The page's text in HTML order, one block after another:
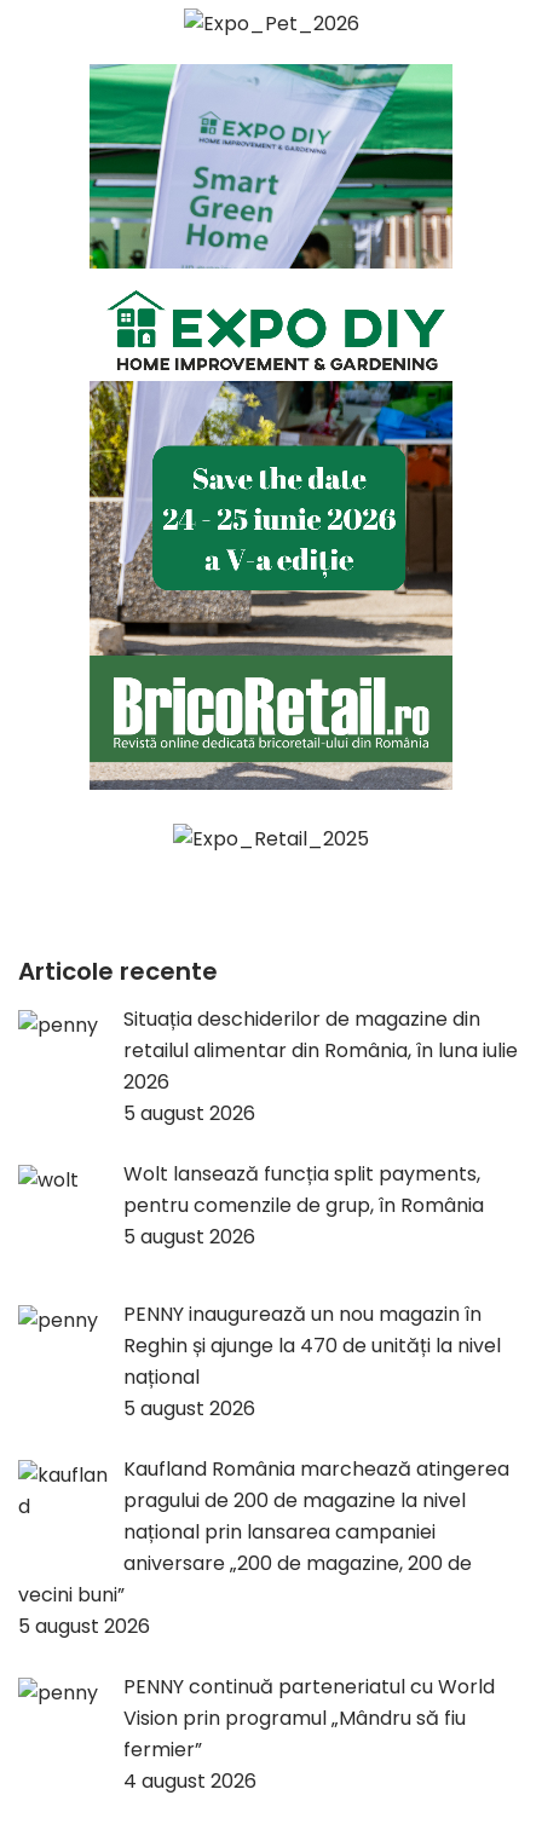
Articole recente
Situația deschiderilor de magazine din
retailul alimentar din România, în luna iulie
2026
5 august 2026
Wolt lansează funcția split payments,
pentru comenzile de grup, în România
5 august 2026
PENNY inaugurează un nou magazin în
Reghin și ajunge la 470 de unități la nivel
național
5 august 2026
Kaufland România marchează atingerea
pragului de 200 de magazine la nivel
național prin lansarea campaniei
aniversare „200 de magazine, 200 de
vecini buni”
5 august 2026
PENNY continuă parteneriatul cu World
Vision prin programul „Mândru să fiu
fermier”
4 august 2026